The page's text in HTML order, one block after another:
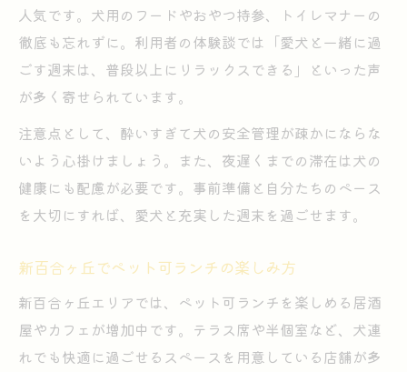
人気です。犬用のフードやおやつ持参、トイレマナーの
徹底も忘れずに。利用者の体験談では「愛犬と一緒に過
ごす週末は、普段以上にリラックスできる」といった声
が多く寄せられています。
注意点として、酔いすぎて犬の安全管理が疎かにならな
いよう心掛けましょう。また、夜遅くまでの滞在は犬の
健康にも配慮が必要です。事前準備と自分たちのペース
を大切にすれば、愛犬と充実した週末を過ごせます。
新百合ヶ丘でペット可ランチの楽しみ方
新百合ヶ丘エリアでは、ペット可ランチを楽しめる居酒
屋やカフェが増加中です。テラス席や半個室など、犬連
れでも快適に過ごせるスペースを用意している店舗が多